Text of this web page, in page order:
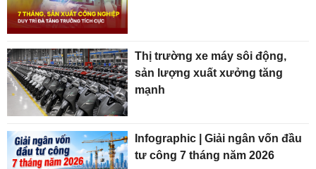
Thị trường xe máy sôi động,
sản lượng xuất xưởng tăng
mạnh
Infographic | Giải ngân vốn đầu
tư công 7 tháng năm 2026